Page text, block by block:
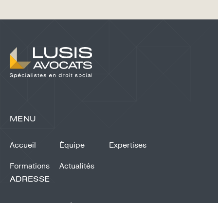
ADRESSE
MENU
Accueil Équipe
Expertises
Formations
Actualités